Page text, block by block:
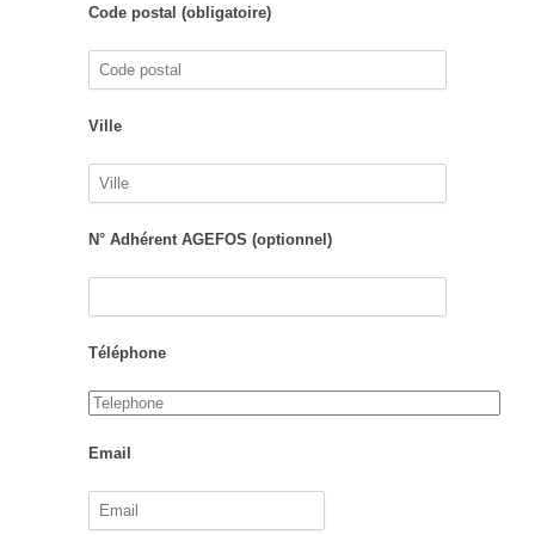
Code postal (obligatoire)
Ville
N° Adhérent AGEFOS (optionnel)
Téléphone
Email